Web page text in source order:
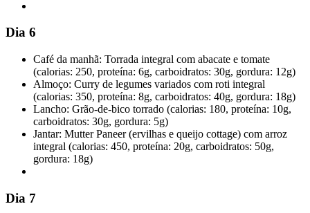
Dia 6
Café da manhã: Torrada integral com abacate e tomate
(calorias: 250, proteína: 6g, carboidratos: 30g, gordura: 12g)
Almoço: Curry de legumes variados com roti integral
(calorias: 350, proteína: 8g, carboidratos: 40g, gordura: 18g)
Lancho: Grão-de-bico torrado (calorias: 180, proteína: 10g,
carboidratos: 30g, gordura: 5g)
Jantar: Mutter Paneer (ervilhas e queijo cottage) com arroz
integral (calorias: 450, proteína: 20g, carboidratos: 50g,
gordura: 18g)
Dia 7